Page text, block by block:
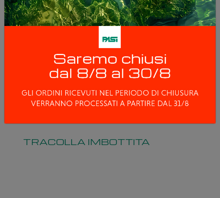
TRACOLLA IMBOTTITA